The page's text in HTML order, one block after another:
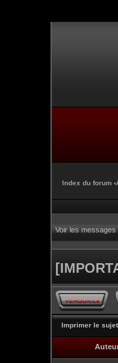
Index du forum ‹
Voir les
Imprimer le sujet